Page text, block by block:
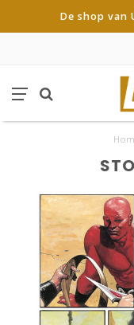
De shop van